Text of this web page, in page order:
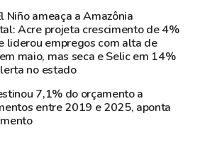
Niño ameaça a Amazônia
Acre projeta crescimento de 4%
liderou empregos com alta de
maio, mas seca e Selic em 14%
no estado
7,1% do orçamento a
entre 2019 e 2025, aponta